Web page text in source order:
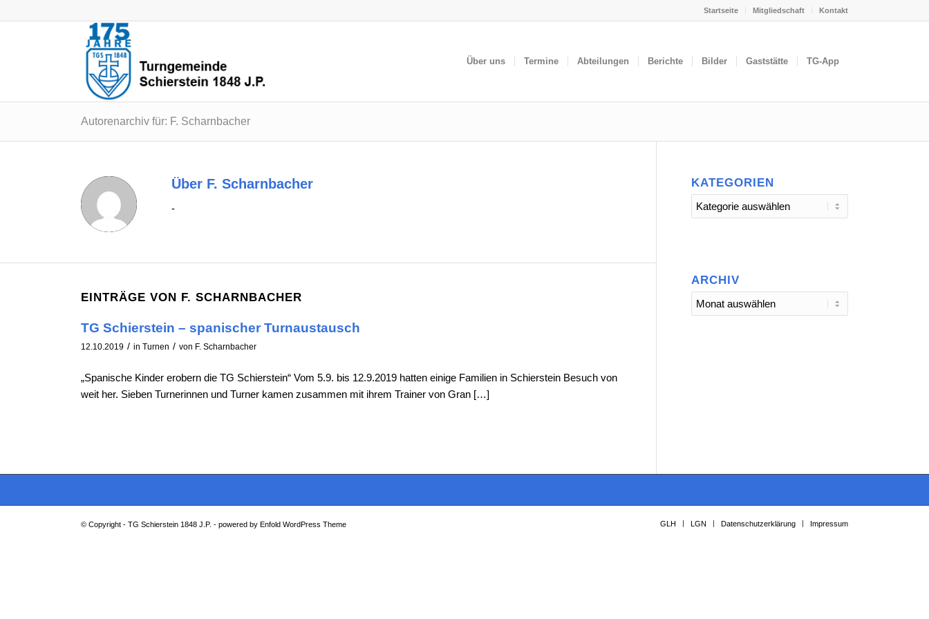
Startseite Mitgliedschaft Kontakt
Über uns Termine Abteilungen Berichte Bilder Gaststätte TG-App
Autorenarchiv für: F. Scharnbacher
Über F. Scharnbacher
-
EINTRÄGE VON F. SCHARNBACHER
TG Schierstein – spanischer Turnaustausch
12.10.2019 / inTurnen / von F. Scharnbacher
„Spanische Kinder erobern die TG Schierstein“ Vom 5.9. bis 12.9.2019 hatten einige Familien in Schierstein Besuch von
weit her. Sieben Turnerinnen und Turner kamen zusammen mit ihrem Trainer von Gran […]
KATEGORIEN
Kategorien
ARCHIV
© Copyright -TG Schierstein 1848 J.P. -powered by Enfold WordPress Theme GLH LGN Datenschutzerklärung Impressum